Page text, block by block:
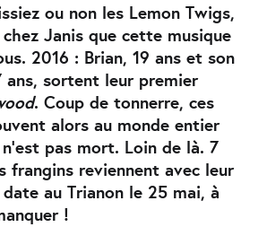
ou non les Lemon Twigs,
Janis que cette musique
2016 : Brian, 19 ans et son
ans, sortent leur premier
. Coup de tonnerre, ces
alors au monde entier
pas mort. Loin de là. 7
frangins reviennent avec leur
au Trianon le 25 mai, à
!